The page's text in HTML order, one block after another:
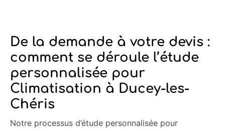
De la demande à votre devis :
comment se déroule l’étude
personnalisée pour
Climatisation à Ducey-les-
Chéris
Notre processus d’étude personnalisée pour